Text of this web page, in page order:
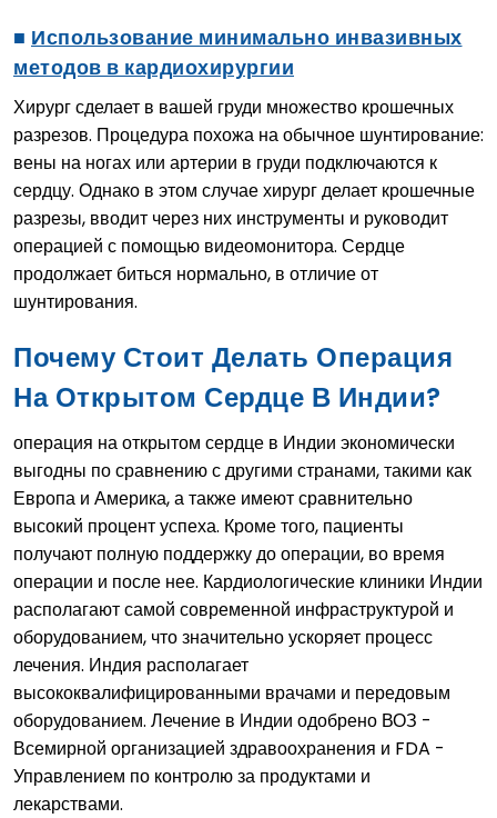
■ Использование минимально инвазивных
методов в кардиохирургии
Хирург сделает в вашей груди множество крошечных
разрезов. Процедура похожа на обычное шунтирование:
вены на ногах или артерии в груди подключаются к
сердцу. Однако в этом случае хирург делает крошечные
разрезы, вводит через них инструменты и руководит
операцией с помощью видеомонитора. Сердце
продолжает биться нормально, в отличие от
шунтирования.
Почему Стоит Делать Операция
На Открытом Сердце В Индии?
операция на открытом сердце в Индии экономически
выгодны по сравнению с другими странами, такими как
Европа и Америка, а также имеют сравнительно
высокий процент успеха. Кроме того, пациенты
получают полную поддержку до операции, во время
операции и после нее. Кардиологические клиники Индии
располагают самой современной инфраструктурой и
оборудованием, что значительно ускоряет процесс
лечения. Индия располагает
высококвалифицированными врачами и передовым
оборудованием. Лечение в Индии одобрено ВОЗ -
Всемирной организацией здравоохранения и FDA -
Управлением по контролю за продуктами и
лекарствами.